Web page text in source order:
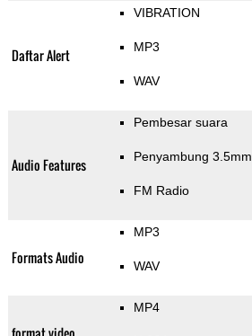
Daftar Alert
VIBRATION
MP3
WAV
Audio Features
Pembesar suara
Penyambung 3.5mm
FM Radio
Formats Audio
MP3
WAV
MP4